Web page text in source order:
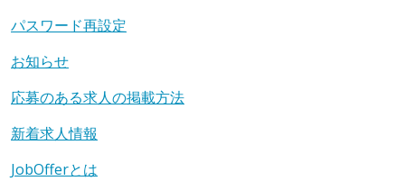
パスワード再設定
お知らせ
応募のある求人の掲載方法
新着求人情報
JobOfferとは